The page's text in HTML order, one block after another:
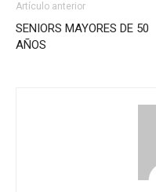
Artículo anterior
SENIORS MAYORES DE 50
AÑOS